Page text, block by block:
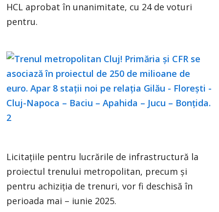
HCL aprobat în unanimitate, cu 24 de voturi
pentru.
Licitațiile pentru lucrările de infrastructură la
proiectul trenului metropolitan, precum și
pentru achiziția de trenuri, vor fi deschisă în
perioada mai – iunie 2025.